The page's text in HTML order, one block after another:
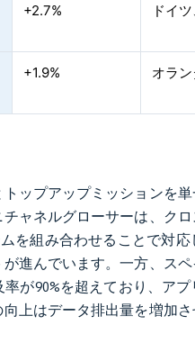
+2.7% ドイ
+1.9% オラ
ップアップミッションを
ャネルグローサーは、ク
を組み合わせることで対
進んでいます。一方、ス
が90%を超えており、ア
上はデータ排出量を増加